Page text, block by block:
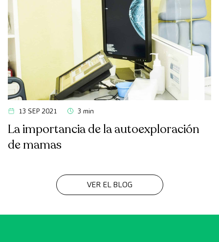
13 SEP 2021 3 min
La importancia de la autoexploración
de mamas
VER EL BLOG